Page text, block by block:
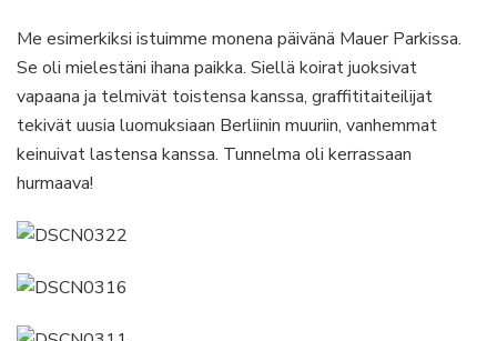
Me esimerkiksi istuimme monena päivänä Mauer Parkissa.
Se oli mielestäni ihana paikka. Siellä koirat juoksivat
vapaana ja telmivät toistensa kanssa, graffititaiteilijat
tekivät uusia luomuksiaan Berliinin muuriin, vanhemmat
keinuivat lastensa kanssa. Tunnelma oli kerrassaan
hurmaava!